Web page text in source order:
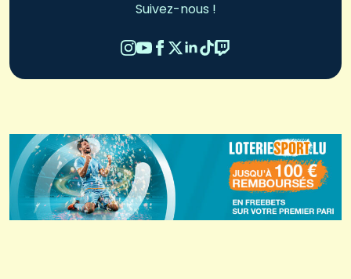
Suivez-nous !